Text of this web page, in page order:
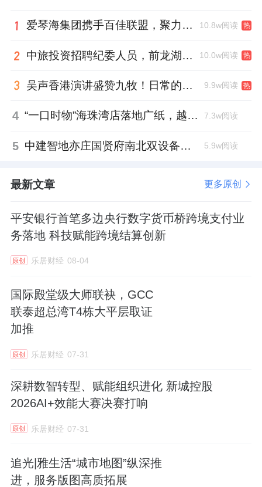
爱琴海集团携手百佳联盟，聚力共拓存量商业新赛道 10.8w阅读 热
中旅投资招聘纪委人员，前龙湖副总裁胡若翔掌舵 10.0w阅读 热
吴声香港演讲盛赞九牧！日常的小锚点变成科技突破点！ 9.9w阅读 热
4 “一口时物”海珠湾店落地广纸，越秀地产以“新鲜现制”商业新场景打造社区高品质生活 7.3w阅读
5 中建智地亦庄国贤府南北双设备平台，得房率创区域新高 5.9w阅读
最新文章 更多原创
平安银行首笔多边央行数字货币桥跨境支付业
务落地 科技赋能跨境结算创新
原创 乐居财经 08-04
国际殿堂级大师联袂，GCC
联泰超总湾T4栋大平层取证
加推
原创 乐居财经 07-31
深耕数智转型、赋能组织进化 新城控股
2026AI+效能大赛决赛打响
原创 乐居财经 07-31
追光|雅生活“城市地图”纵深推
进，服务版图高质拓展